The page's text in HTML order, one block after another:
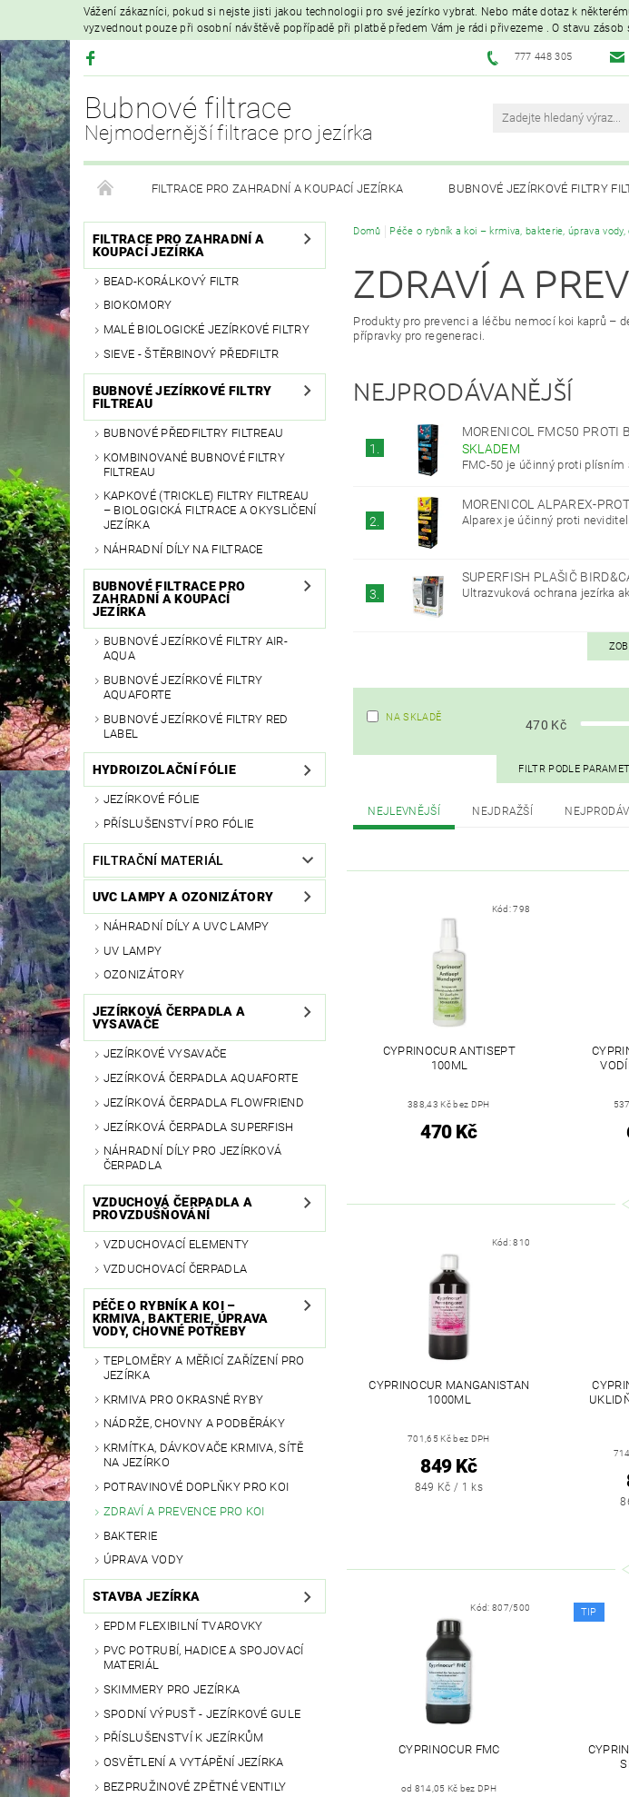
Vážení zákazníci, pokud si nejste jisti jakou technologii pro své jezírko vybrat. Nebo máte dotaz k
vyzvednout pouze při osobní návštěvě popřípadě při platbě předem Vám je rádi přivezeme . O stavu
777 448 305
Bubnové filtrace
Nejmodernější filtrace pro jezírka
FILTRACE PRO ZAHRADNÍ A KOUPACÍ JEZÍRKA BUBNOVÉ JEZÍRKOVÉ FILTRY
HYDROIZOLAČNÍ FÓLIE FILTRAČNÍ MATERIÁL UVC LAMPY A OZONIZÁTORY
VZDUCHOVÁ ČERPADLA A PROVZDUŠŇOVÁNÍ PÉČE O RYBNÍK A KOI – KRMIVA,
PRODEJ KOI KAPRŮ MOJE OBJEDNÁVKA
FILTRACE PRO ZAHRADNÍ A
KOUPACÍ JEZÍRKA
BEAD-KORÁLKOVÝ FILTR
BIOKOMORY
MALÉ BIOLOGICKÉ JEZÍRKOVÉ FILTRY
SIEVE - ŠTĚRBINOVÝ PŘEDFILTR
BUBNOVÉ JEZÍRKOVÉ FILTRY
FILTREAU
BUBNOVÉ PŘEDFILTRY FILTREAU
KOMBINOVANÉ BUBNOVÉ FILTRY
FILTREAU
KAPKOVÉ (TRICKLE) FILTRY FILTREAU
– BIOLOGICKÁ FILTRACE A OKYSLIČENÍ
JEZÍRKA
NÁHRADNÍ DÍLY NA FILTRACE
BUBNOVÉ FILTRACE PRO
ZAHRADNÍ A KOUPACÍ
JEZÍRKA
BUBNOVÉ JEZÍRKOVÉ FILTRY AIR-
AQUA
BUBNOVÉ JEZÍRKOVÉ FILTRY
AQUAFORTE
BUBNOVÉ JEZÍRKOVÉ FILTRY RED
LABEL
HYDROIZOLAČNÍ FÓLIE
JEZÍRKOVÉ FÓLIE
PŘÍSLUŠENSTVÍ PRO FÓLIE
FILTRAČNÍ MATERIÁL
UVC LAMPY A OZONIZÁTORY
NÁHRADNÍ DÍLY A UVC LAMPY
UV LAMPY
OZONIZÁTORY
JEZÍRKOVÁ ČERPADLA A
VYSAVAČE
JEZÍRKOVÉ VYSAVAČE
JEZÍRKOVÁ ČERPADLA AQUAFORTE
JEZÍRKOVÁ ČERPADLA FLOWFRIEND
JEZÍRKOVÁ ČERPADLA SUPERFISH
NÁHRADNÍ DÍLY PRO JEZÍRKOVÁ
ČERPADLA
VZDUCHOVÁ ČERPADLA A
PROVZDUŠŇOVÁNÍ
VZDUCHOVACÍ ELEMENTY
VZDUCHOVACÍ ČERPADLA
PÉČE O RYBNÍK A KOI –
KRMIVA, BAKTERIE, ÚPRAVA
VODY, CHOVNÉ POTŘEBY
TEPLOMĚRY A MĚŘICÍ ZAŘÍZENÍ PRO
JEZÍRKA
KRMIVA PRO OKRASNÉ RYBY
NÁDRŽE, CHOVNY A PODBĚRÁKY
KRMÍTKA, DÁVKOVAČE KRMIVA, SÍTĚ
NA JEZÍRKO
POTRAVINOVÉ DOPLŇKY PRO KOI
ZDRAVÍ A PREVENCE PRO KOI
BAKTERIE
ÚPRAVA VODY
STAVBA JEZÍRKA
EPDM FLEXIBILNÍ TVAROVKY
PVC POTRUBÍ, HADICE A SPOJOVACÍ
MATERIÁL
SKIMMERY PRO JEZÍRKA
SPODNÍ VÝPUSŤ - JEZÍRKOVÉ GULE
PŘÍSLUŠENSTVÍ K JEZÍRKŮM
OSVĚTLENÍ A VYTÁPĚNÍ JEZÍRKA
BEZPRUŽINOVÉ ZPĚTNÉ VENTILY
Domů Péče o rybník a koi – krmiva, bakterie, úprava
ZDRAVÍ A
Produkty pro prevenci a léčbu nemocí koi kaprů –
přípravky pro regeneraci.
NEJPRODÁVANĚJŠÍ
1.
MORENICOL FMC50 PROTI
SKLADEM
FMC-50 je účinný proti plísním
2.
MORENICOL ALPAREX-
Alparex je účinný proti
3.
SUPERFISH PLAŠIČ
Ultrazvuková ochrana jezírka
NA SKLADĚ
470 Kč
FILTR PODLE
NEJLEVNĚJŠÍ NEJDRAŽŠÍ
Kód:798
CYPRINOCUR ANTISEPT
100ML
388,43 Kč bez DPH
470 Kč
Kód:810
CYPRINOCUR MANGANISTAN
1000ML
701,65 Kč bez DPH
849 Kč
849 Kč / 1 ks
Kód:807/500
CYPRINOCUR FMC
od 814,05 Kč bez DPH
TIP